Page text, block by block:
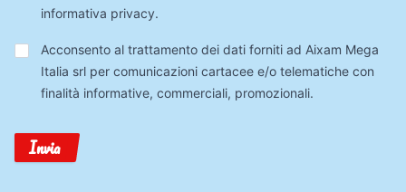
informativa privacy.
Trattamento
Dati
Acconsento al trattamento dei dati forniti ad Aixam Mega
Italia srl per comunicazioni cartacee e/o telematiche con
finalità informative, commerciali, promozionali.
Invia